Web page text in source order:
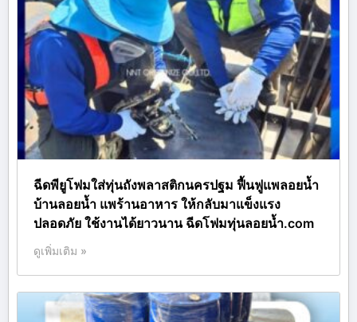
ฉีดพียูโฟมใส่ทุ่นถังพลาสติกนครปฐม ฟื้นฟูแพลอยน้ำ
บ้านลอยน้ำ แพร้านอาหาร ให้กลับมาแข็งแรง
ปลอดภัย ใช้งานได้ยาวนาน ฉีดโฟมทุ่นลอยน้ำ.com
ดูเพิ่มเติม »